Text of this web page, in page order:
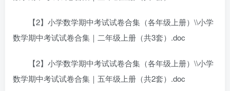
【2】小学数学期中考试试卷合集（各年级上册）\\小学
数学期中考试试卷合集｜二年级上册（共3套）.doc
【2】小学数学期中考试试卷合集（各年级上册）\\小学
数学期中考试试卷合集｜五年级上册（共2套）.doc